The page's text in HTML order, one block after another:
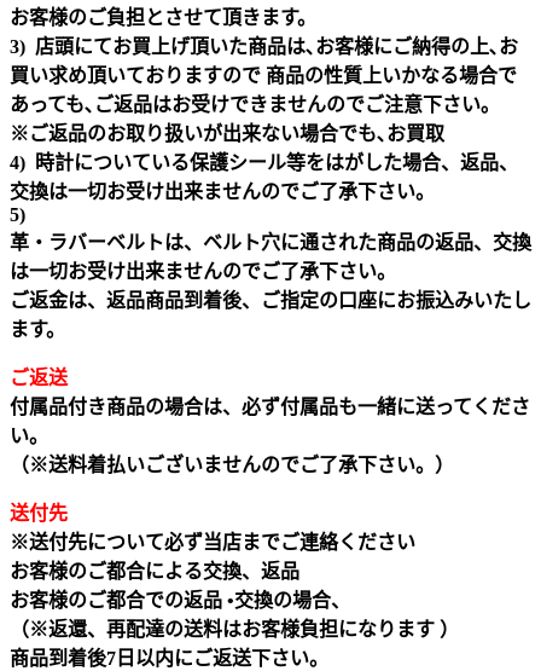
お客様のご負担とさせて頂きます。
3) 店頭にてお買上げ頂いた商品は､お客様にご納得の上､お
買い求め頂いておりますので 商品の性質上いかなる場合で
あっても､ご返品はお受けできませんのでご注意下さい｡
※ご返品のお取り扱いが出来ない場合でも､お買取
4) 時計についている保護シール等をはがした場合、返品、
交換は一切お受け出来ませんのでご了承下さい。
5)
革・ラバーベルトは、ベルト穴に通された商品の返品、交換
は一切お受け出来ませんのでご了承下さい。
ご返金は、返品商品到着後、ご指定の口座にお振込みいたし
ます。
ご返送
付属品付き商品の場合は、必ず付属品も一緒に送ってくださ
い。
（※送料着払いございませんのでご了承下さい。）
送付先
※送付先について必ず当店までご連絡ください
お客様のご都合による交換、返品
お客様のご都合での返品 •交換の場合、
（※返還、再配達の送料はお客様負担になります ）
商品到着後7日以内にご返送下さい。